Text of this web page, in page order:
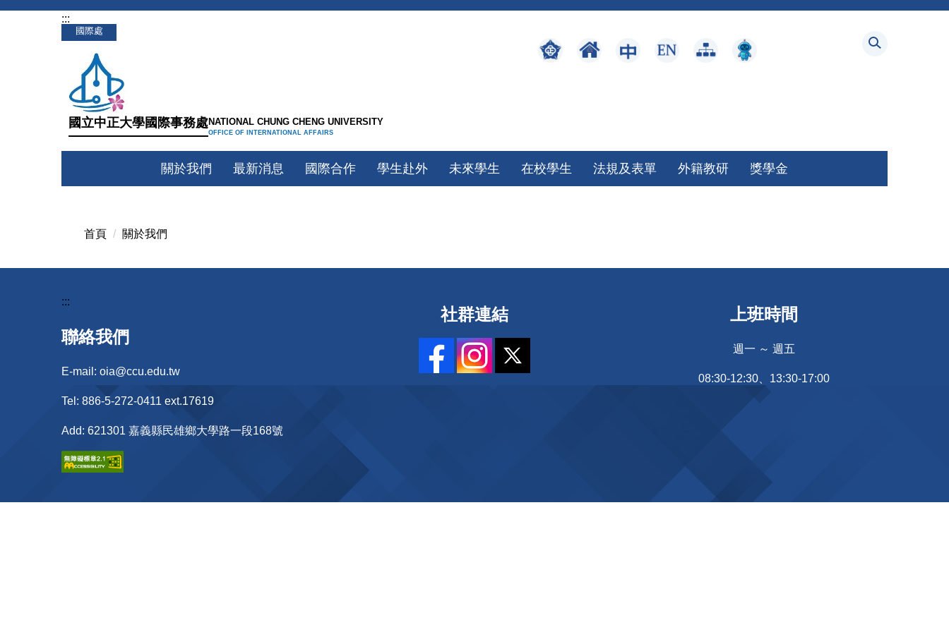
:::
國際處
國立中正大學國際事務處NATIONAL CHUNG CHENG UNIVERSITY
OFFICE OF INTERNATIONAL AFFAIRS
關於我們 最新消息 國際合作 學生赴外 未來學生 在校學生 法規及表單 外籍教研 獎學金
首頁 關於我們
:::
聯絡我們
E-mail: oia@ccu.edu.tw
Tel: 886-5-272-0411 ext.17619
Add: 621301 嘉義縣民雄鄉大學路一段168號
社群連結 上班時間
週一 ～ 週五
08:30-12:30、13:30-17:00